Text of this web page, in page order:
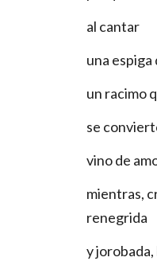
al cantar
una espiga
un racimo
se
vino de
mientras,
renegrida
y